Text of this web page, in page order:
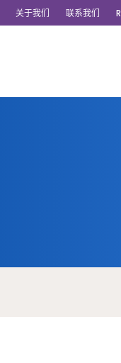
关于我们 联系我们